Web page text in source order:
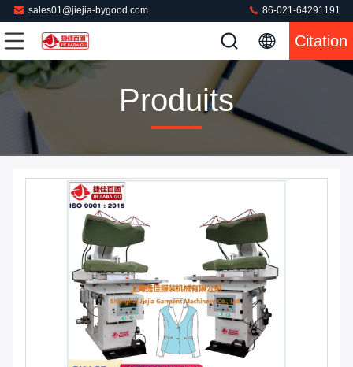
sales01@jiejia-bygood.com 86-021-64291191
Citation
Produits